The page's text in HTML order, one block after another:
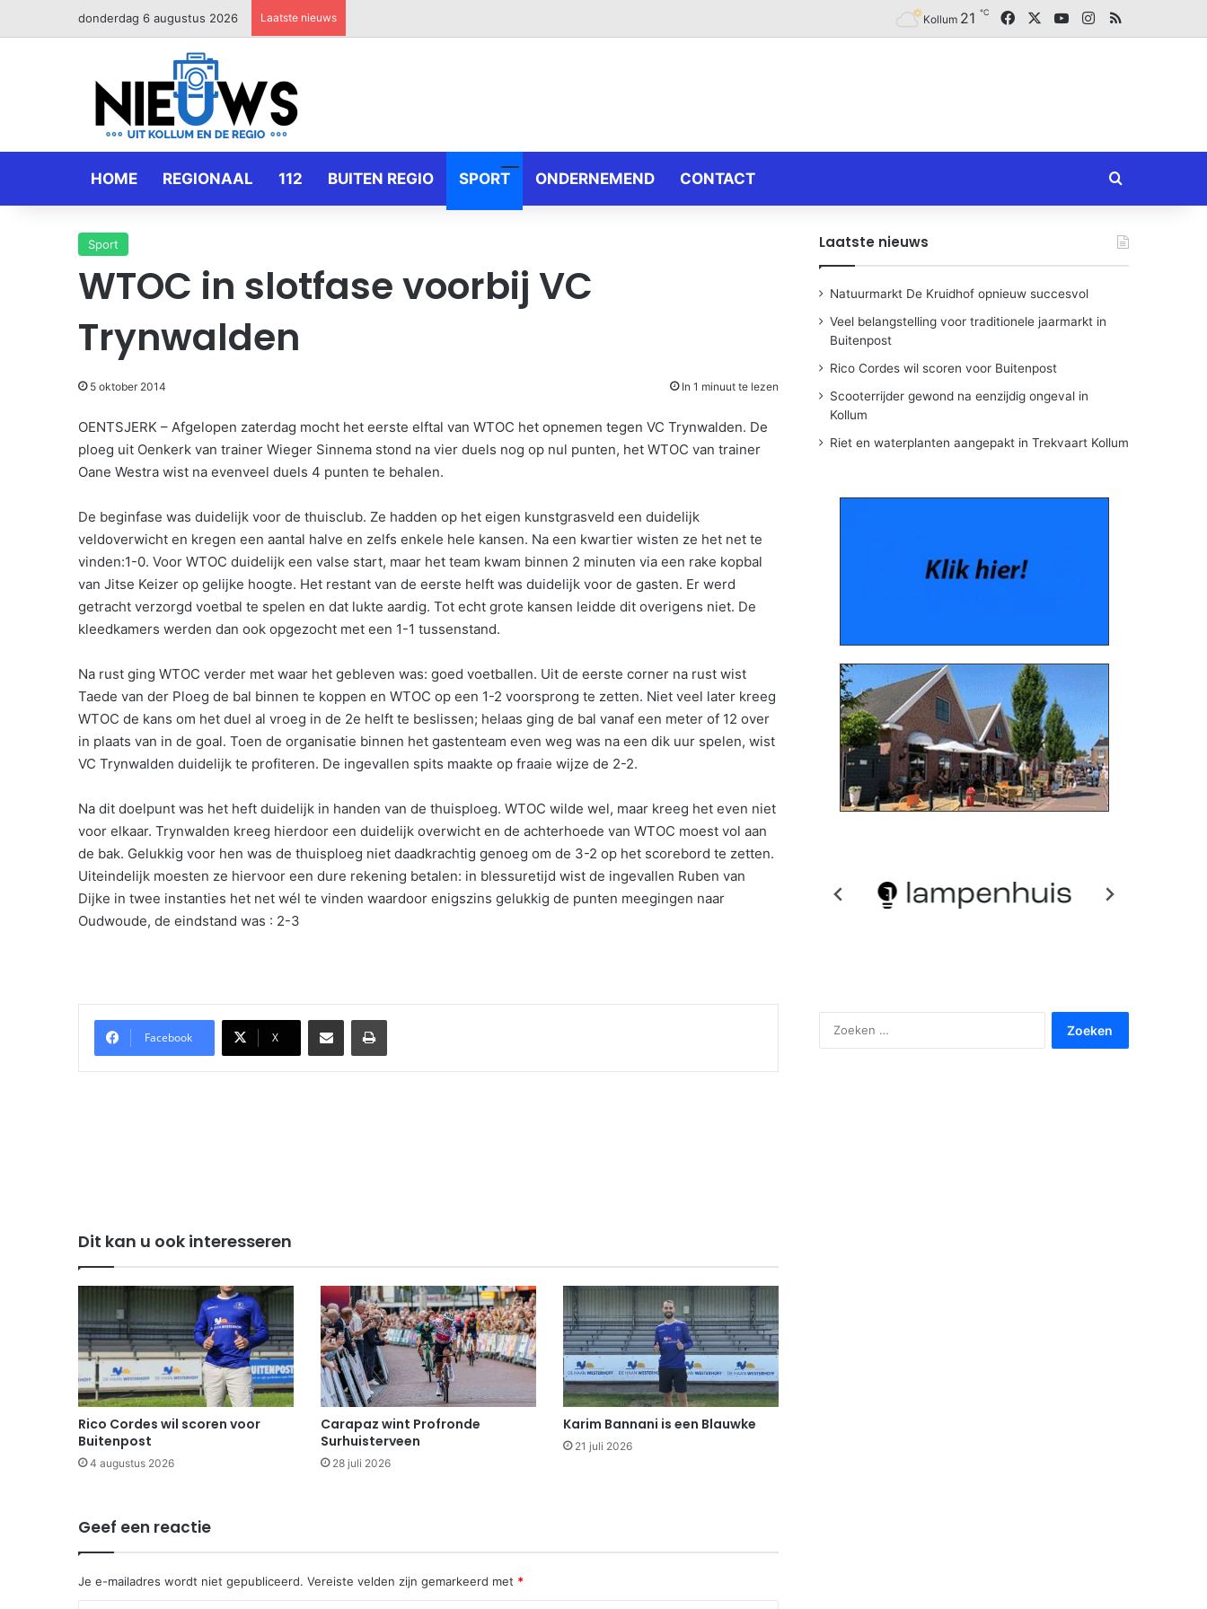
donderdag 6 augustus 2026 Laatste nieuws Kollum 21 ℃ FacebookYouTubeInstagram
RSS
HOME REGIONAAL 112 BUITEN REGIO SPORT ONDERNEMEND CONTACT Zoeken naar
Sport
WTOC in slotfase voorbij VC
Trynwalden
5 oktober 2014 In 1 minuut te lezen
OENTSJERK – Afgelopen zaterdag mocht het eerste elftal van WTOC het opnemen tegen VC Trynwalden. De
ploeg uit Oenkerk van trainer Wieger Sinnema stond na vier duels nog op nul punten, het WTOC van trainer
Oane Westra wist na evenveel duels 4 punten te behalen.
De beginfase was duidelijk voor de thuisclub. Ze hadden op het eigen kunstgrasveld een duidelijk
veldoverwicht en kregen een aantal halve en zelfs enkele hele kansen. Na een kwartier wisten ze het net te
vinden:1-0. Voor WTOC duidelijk een valse start, maar het team kwam binnen 2 minuten via een rake kopbal
van Jitse Keizer op gelijke hoogte. Het restant van de eerste helft was duidelijk voor de gasten. Er werd
getracht verzorgd voetbal te spelen en dat lukte aardig. Tot echt grote kansen leidde dit overigens niet. De
kleedkamers werden dan ook opgezocht met een 1-1 tussenstand.
Na rust ging WTOC verder met waar het gebleven was: goed voetballen. Uit de eerste corner na rust wist
Taede van der Ploeg de bal binnen te koppen en WTOC op een 1-2 voorsprong te zetten. Niet veel later kreeg
WTOC de kans om het duel al vroeg in de 2e helft te beslissen; helaas ging de bal vanaf een meter of 12 over
in plaats van in de goal. Toen de organisatie binnen het gastenteam even weg was na een dik uur spelen, wist
VC Trynwalden duidelijk te profiteren. De ingevallen spits maakte op fraaie wijze de 2-2.
Na dit doelpunt was het heft duidelijk in handen van de thuisploeg. WTOC wilde wel, maar kreeg het even niet
voor elkaar. Trynwalden kreeg hierdoor een duidelijk overwicht en de achterhoede van WTOC moest vol aan
de bak. Gelukkig voor hen was de thuisploeg niet daadkrachtig genoeg om de 3-2 op het scorebord te zetten.
Uiteindelijk moesten ze hiervoor een dure rekening betalen: in blessuretijd wist de ingevallen Ruben van
Dijke in twee instanties het net wél te vinden waardoor enigszins gelukkig de punten meegingen naar
Oudwoude, de eindstand was : 2-3
Facebook X
Delen via Email Print
Dit kan u ook interesseren
Rico Cordes wil scoren voor
Buitenpost
4 augustus 2026
Carapaz wint Profronde
Surhuisterveen
28 juli 2026
Karim Bannani is een Blauwke
21 juli 2026
Geef een reactie
Je e-mailadres wordt niet gepubliceerd. Vereiste velden zijn gemarkeerd met *
Laatste nieuws
Natuurmarkt De Kruidhof opnieuw succesvol
Veel belangstelling voor traditionele jaarmarkt in
Buitenpost
Rico Cordes wil scoren voor Buitenpost
Scooterrijder gewond na eenzijdig ongeval in
Kollum
Riet en waterplanten aangepakt in Trekvaart Kollum
naar: